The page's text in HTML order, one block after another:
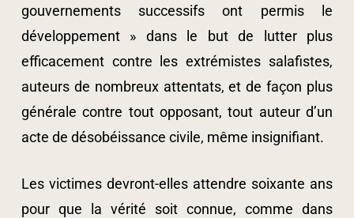
gouvernements successifs ont permis le
développement » dans le but de lutter plus
efficacement contre les extrémistes salafistes,
auteurs de nombreux attentats, et de façon plus
générale contre tout opposant, tout auteur d’un
acte de désobéissance civile, même insignifiant.
Les victimes devront-elles attendre soixante ans
pour que la vérité soit connue, comme dans